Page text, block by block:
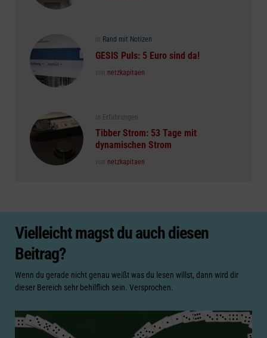
Posted
in Rand mit Notizen
GESIS Puls: 5 Euro sind da!
Posted
von netzkapitaen
Posted
in
in Erfahrungen
Tibber Strom: 53 Tage mit
dynamischen Strom
Posted
von netzkapitaen
Vielleicht magst du auch diesen
Beitrag?
Wenn du gerade nicht genau weißt was du lesen willst, dann wird dir
dieser Bereich sehr behilflich sein. Versprochen.